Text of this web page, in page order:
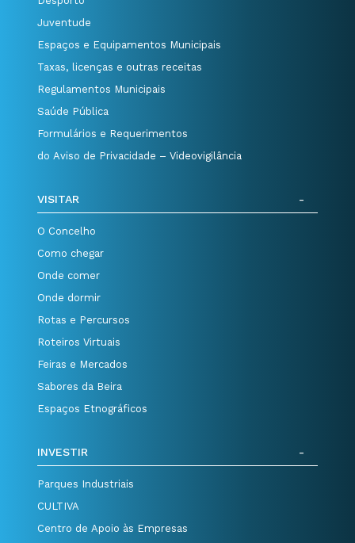
Juventude
Espaços e Equipamentos Municipais
Taxas, licenças e outras receitas
Regulamentos Municipais
Saúde Pública
Formulários e Requerimentos
do Aviso de Privacidade – Videovigilância
VISITAR
O Concelho
Como chegar
Onde comer
Onde dormir
Rotas e Percursos
Roteiros Virtuais
Feiras e Mercados
Sabores da Beira
Espaços Etnográficos
INVESTIR
Parques Industriais
CULTIVA
Centro de Apoio às Empresas